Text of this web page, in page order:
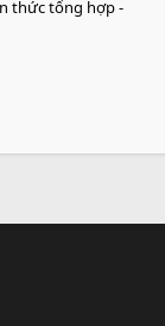
thức tổng hợp -